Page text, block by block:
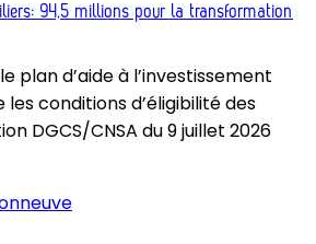
94,5 millions pour la transformation
plan d’aide à l’investissement
conditions d’éligibilité des
DGCS/CNSA du 9 juillet 2026